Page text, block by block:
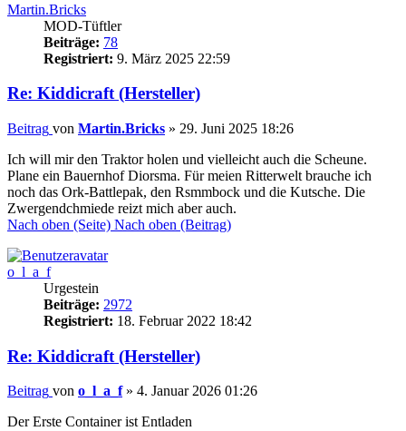
Martin.Bricks
MOD-Tüftler
Beiträge: 78
Registriert: 9. März 2025 22:59
Re: Kiddicraft (Hersteller)
Beitrag von Martin.Bricks » 29. Juni 2025 18:26
Ich will mir den Traktor holen und vielleicht auch die Scheune.
Plane ein Bauernhof Diorsma. Für meien Ritterwelt brauche ich
noch das Ork-Battlepak, den Rsmmbock und die Kutsche. Die
Zwergendchmiede reizt mich aber auch.
Nach oben (Seite) Nach oben (Beitrag)
o_l_a_f
Urgestein
Beiträge: 2972
Registriert: 18. Februar 2022 18:42
Re: Kiddicraft (Hersteller)
Beitrag von o_l_a_f» 4. Januar 2026 01:26
Der Erste Container ist Entladen